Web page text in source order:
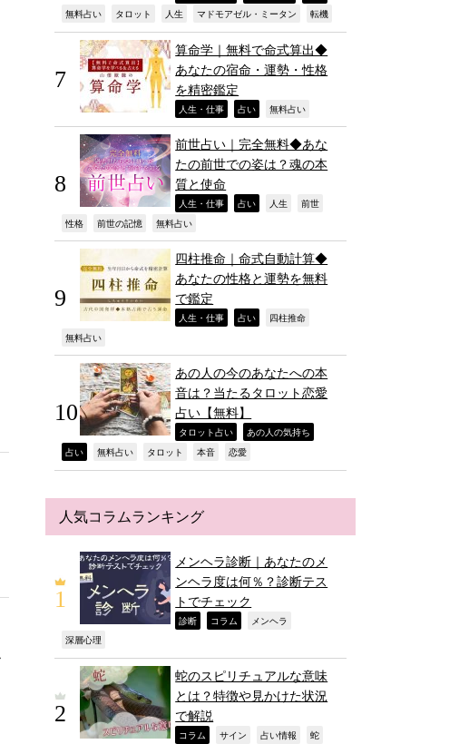
無料占い タロット 人生 マドモアゼル・ミータン 転機
算命学｜無料で命式算出◆
あなたの宿命・運勢・性格
を精密鑑定
人生・仕事 占い 無料占い
前世占い｜完全無料◆あな
たの前世での姿は？魂の本
質と使命
人生・仕事 占い 人生 前世
性格 前世の記憶 無料占い
四柱推命｜命式自動計算◆
あなたの性格と運勢を無料
で鑑定
人生・仕事 占い 四柱推命
無料占い
あの人の今のあなたへの本
音は？当たるタロット恋愛
占い【無料】
タロット占い あの人の気持ち
占い 無料占い タロット 本音 恋愛
人気コラムランキング
メンヘラ診断｜あなたのメ
ンヘラ度は何％？診断テス
トでチェック
診断 コラム メンヘラ
深層心理
蛇のスピリチュアルな意味
とは？特徴や見かけた状況
で解説
コラム サイン 占い情報 蛇